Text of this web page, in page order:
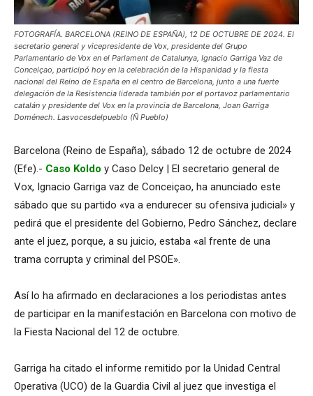
FOTOGRAFÍA. BARCELONA (REINO DE ESPAÑA), 12 DE OCTUBRE DE 2024. El
secretario general y vicepresidente de Vox, presidente del Grupo
Parlamentario de Vox en el Parlament de Catalunya, Ignacio Garriga Vaz de
Conceiçao, participó hoy en la celebración de la Hispanidad y la fiesta
nacional del Reino de España en el centro de Barcelona, junto a una fuerte
delegación de la Resistencia liderada también por el portavoz parlamentario
catalán y presidente del Vox en la provincia de Barcelona, Joan Garriga
Doménech. Lasvocesdelpueblo (Ñ Pueblo)
Barcelona (Reino de España), sábado 12 de octubre de 2024
(Efe).- Caso Koldo y Caso Delcy | El secretario general de
Vox, Ignacio Garriga vaz de Conceiçao, ha anunciado este
sábado que su partido «va a endurecer su ofensiva judicial» y
pedirá que el presidente del Gobierno, Pedro Sánchez, declare
ante el juez, porque, a su juicio, estaba «al frente de una
trama corrupta y criminal del PSOE».
Así lo ha afirmado en declaraciones a los periodistas antes
de participar en la manifestación en Barcelona con motivo de
la Fiesta Nacional del 12 de octubre.
Garriga ha citado el informe remitido por la Unidad Central
Operativa (UCO) de la Guardia Civil al juez que investiga el